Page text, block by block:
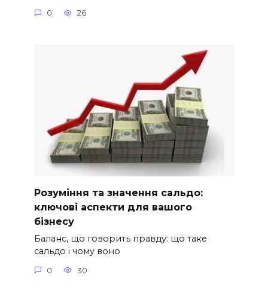
0 26
Розуміння та значення сальдо:
ключові аспекти для вашого
бізнесу
Баланс, що говорить правду: що таке
сальдо і чому воно
0 30